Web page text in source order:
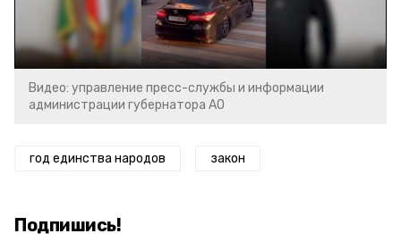
Video
Видео: управление пресс-службы и информации
администрации губернатора АО
год единства народов закон
Подпишись!